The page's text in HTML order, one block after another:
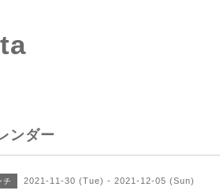
ンダー
チ 2021-11-30 (Tue) - 2021-12-05 (Sun)